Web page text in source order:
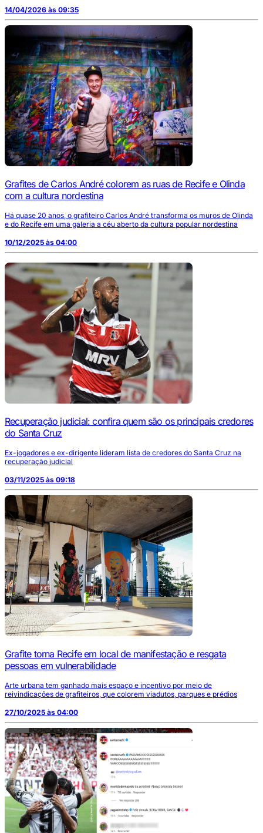
14/04/2026 às 09:35
Grafites de Carlos André colorem as ruas de Recife e Olinda
com a cultura nordestina
Há quase 20 anos, o grafiteiro Carlos André transforma os muros de Olinda
e do Recife em uma galeria a céu aberto da cultura popular nordestina
10/12/2025 às 04:00
Recuperação judicial: confira quem são os principais credores
do Santa Cruz
Ex-jogadores e ex-dirigente lideram lista de credores do Santa Cruz na
recuperação judicial
03/11/2025 às 09:18
Grafite torna Recife em local de manifestação e resgata
pessoas em vulnerabilidade
Arte urbana tem ganhado mais espaço e incentivo por meio de
reivindicações de grafiteiros, que colorem viadutos, parques e prédios
27/10/2025 às 04:00